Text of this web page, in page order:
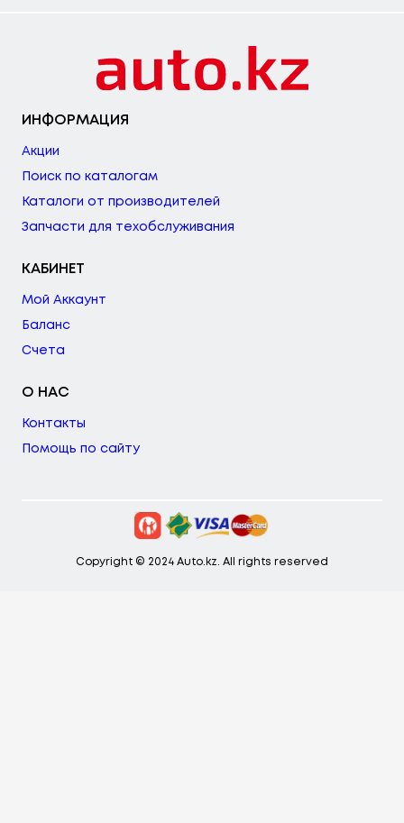
ИНФОРМАЦИЯ
Акции
Поиск по каталогам
Каталоги от производителей
Запчасти для техобслуживания
КАБИНЕТ
Мой Аккаунт
Баланс
Счета
О НАС
Контакты
Помощь по сайту
Copyright © 2024 Auto.kz. All rights reserved